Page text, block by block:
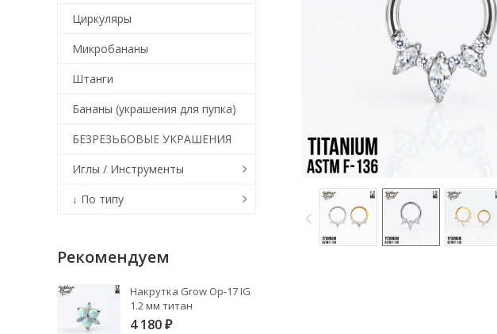
Циркуляры
Микробананы
Штанги
Бананы (украшения для пупка)
БЕЗРЕЗЬБОВЫЕ УКРАШЕНИЯ
Иглы / Инструменты
↓ По типу
Рекомендуем
Накрутка Grow Op-17 IG
1.2 мм титан
4 180 ₽